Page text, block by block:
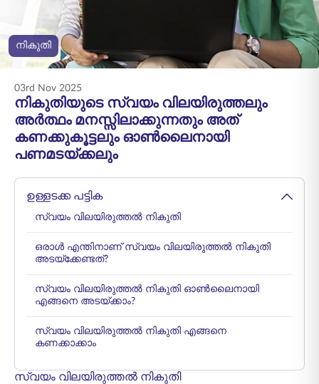
ENGLISH
ഓൺലൈനായി
വാങ്ങുക
പ്രീമിയം അടയ്ക്കുക
നികുതി
03rd Nov 2025
നികുതിയുടെ സ്വയം വിലയിരുത്തലും
അര്‍ത്ഥം മനസ്സിലാക്കുന്നതും അത്
കണക്കുകൂട്ടലും ഓൺലൈനായി
പണമടയ്ക്കലും
ഉള്ളടക്ക പട്ടിക
സ്വയം വിലയിരുത്തൽ നികുതി
ഒരാൾ എന്തിനാണ് സ്വയം വിലയിരുത്തൽ നികുതി
അടയ്ക്കേണ്ടത്?
സ്വയം വിലയിരുത്തൽ നികുതി ഓൺലൈനായി
എങ്ങനെ അടയ്ക്കാം?
സ്വയം വിലയിരുത്തൽ നികുതി എങ്ങനെ
കണക്കാക്കാം
സ്വയം വിലയിരുത്തൽ നികുതി